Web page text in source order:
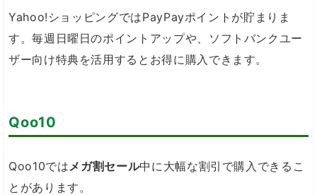
Yahoo!ショッピングではPayPayポイントが貯まりま
す。毎週日曜日のポイントアップや、ソフトバンクユー
ザー向け特典を活用するとお得に購入できます。
Qoo10
Qoo10では メガ割セール中に大幅な割引で購入できるこ
とがあります。